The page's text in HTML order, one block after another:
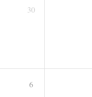
30
6